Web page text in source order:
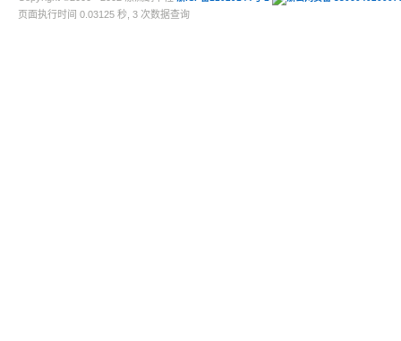
页面执行时间 0.03125 秒, 3 次数据查询